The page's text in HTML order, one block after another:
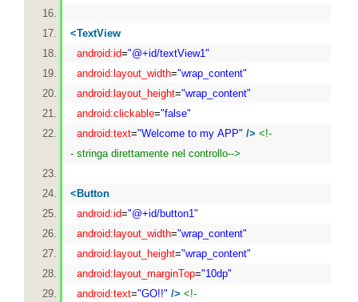
<TextView
android:id="@+id/textView1"
android:layout_width="wrap_content"
android:layout_height="wrap_content"
android:clickable="false"
android:text="Welcome to my APP" /> <!-
- stringa direttamente nel controllo-->
< Button
android:id="@+id/button1"
android:layout_width="wrap_content"
android:layout_height="wrap_content"
android:layout_marginTop="10dp"
android:text="GO!!" /> <!-